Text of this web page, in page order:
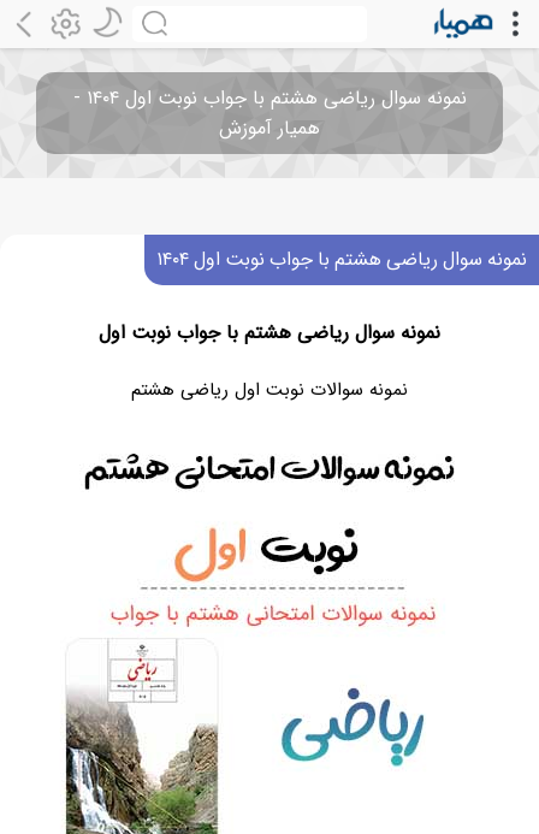
نمونه سوال ریاضی هشتم با جواب نوبت اول ۱۴۰۴ -
همیار آموزش
نمونه سوال ریاضی هشتم با جواب نوبت اول ۱۴۰۴
نمونه سوال ریاضی هشتم با جواب نوبت اول
نمونه سوالات نوبت اول ریاضی هشتم